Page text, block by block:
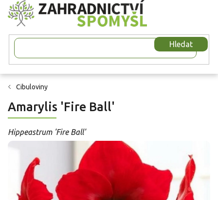
Přejít
na
obsah
Hledat
Cibuloviny
Amarylis 'Fire Ball'
Hippeastrum 'Fire Ball'